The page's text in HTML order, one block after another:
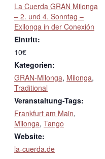
La Cuerda GRAN Milonga
– 2. und 4. Sonntag –
Exilonga in der Conexión
Eintritt:
10€
Kategorien:
GRAN-Milonga, Milonga,
Traditional
Veranstaltung-Tags:
Frankfurt am Main,
Milonga, Tango
Website:
la-cuerda.de